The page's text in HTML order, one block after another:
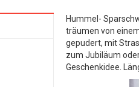
Hummel-
träumen von
gepudert, mit
zum Jubiläum
Geschenkidee.